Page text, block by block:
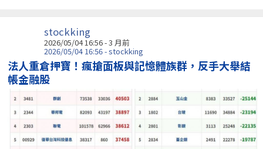
stockking
2026/05/04 16:56 - 3 月前
2026/05/04 16:56 - stockking
法人重倉押寶！瘋搶面板與記憶體族群，反手大舉結
帳金融股